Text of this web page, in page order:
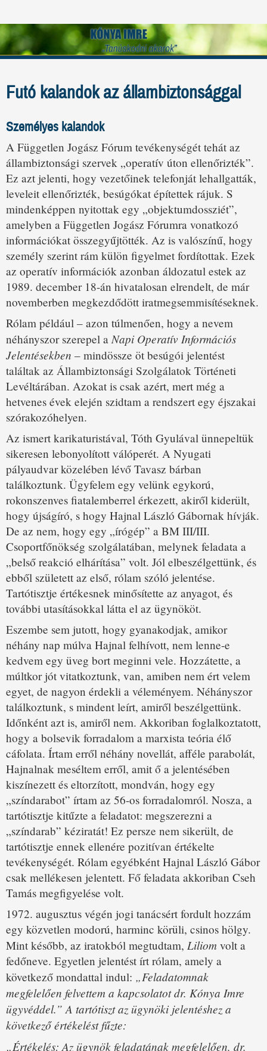
Futó kalandok az állambiztonsággal
Személyes kalandok
A Független Jogász Fórum tevékenységét tehát az
állambiztonsági szervek „operatív úton ellenőrizték”.
Ez azt jelenti, hogy vezetőinek telefonját lehallgatták,
leveleit ellenőrizték, besúgókat építettek rájuk. S
mindenképpen nyitottak egy „objektumdossziét”,
amelyben a Független Jogász Fórumra vonatkozó
információkat összegyűjtötték. Az is valószínű, hogy
személy szerint rám külön figyelmet fordítottak. Ezek
az operatív információk azonban áldozatul estek az
1989. december 18-án hivatalosan elrendelt, de már
novemberben megkezdődött iratmegsemmisítéseknek.
Rólam például – azon túlmenően, hogy a nevem
néhányszor szerepel a Napi Operatív Információs
Jelentésekben – mindössze öt besúgói jelentést
találtak az Állambiztonsági Szolgálatok Történeti
Levéltárában. Azokat is csak azért, mert még a
hetvenes évek elején szidtam a rendszert egy éjszakai
szórakozóhelyen.
Az ismert karikaturistával, Tóth Gyulával ünnepeltük
sikeresen lebonyolított válóperét. A Nyugati
pályaudvar közelében lévő Tavasz bárban
találkoztunk. Ügyfelem egy velünk egykorú,
rokonszenves fiatalemberrel érkezett, akiről kiderült,
hogy újságíró, s hogy Hajnal László Gábornak hívják.
De az nem, hogy egy „írógép” a BM III/III.
Csoportfőnökség szolgálatában, melynek feladata a
„belső reakció elhárítása” volt. Jól elbeszélgettünk, és
ebből született az első, rólam szóló jelentése.
Tartótisztje értékesnek minősítette az anyagot, és
további utasításokkal látta el az ügynököt.
Eszembe sem jutott, hogy gyanakodjak, amikor
néhány nap múlva Hajnal felhívott, nem lenne-e
kedvem egy üveg bort meginni vele. Hozzátette, a
múltkor jót vitatkoztunk, van, amiben nem ért velem
egyet, de nagyon érdekli a véleményem. Néhányszor
találkoztunk, s mindent leírt, amiről beszélgettünk.
Időnként azt is, amiről nem. Akkoriban foglalkoztatott,
hogy a bolsevik forradalom a marxista teória élő
cáfolata. Írtam erről néhány novellát, afféle parabolát,
Hajnalnak meséltem erről, amit ő a jelentésében
kiszínezett és eltorzított, mondván, hogy egy
„színdarabot” írtam az 56-os forradalomról. Nosza, a
tartótisztje kitűzte a feladatot: megszerezni a
„színdarab” kéziratát! Ez persze nem sikerült, de
tartótisztje ennek ellenére pozitívan értékelte
tevékenységét. Rólam egyébként Hajnal László Gábor
csak mellékesen jelentett. Fő feladata akkoriban Cseh
Tamás megfigyelése volt.
1972. augusztus végén jogi tanácsért fordult hozzám
egy közvetlen modorú, harminc körüli, csinos hölgy.
Mint később, az iratokból megtudtam, Liliom volt a
fedőneve. Egyetlen jelentést írt rólam, amely a
következő mondattal indul: „Feladatomnak
megfelelően felvettem a kapcsolatot dr. Kónya Imre
ügyvéddel.” A tartótiszt az ügynöki jelentéshez a
következő értékelést fűzte:
„Értékelés: Az ügynök feladatának megfelelően, dr.